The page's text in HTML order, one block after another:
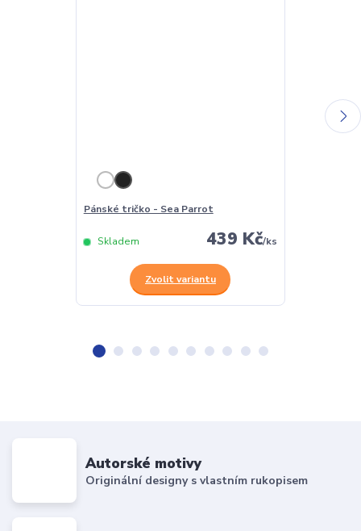
Pánské tričko - Sea Parrot
439 Kč/ks
Skladem
Zvolit variantu
Autorské motivy
Originální designy s vlastním rukopisem